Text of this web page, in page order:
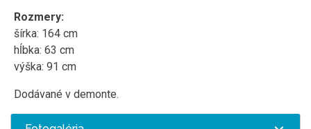
Rozmery:
šírka: 164 cm
hĺbka: 63 cm
výška: 91 cm
Dodávané v demonte.